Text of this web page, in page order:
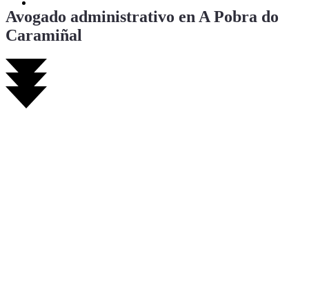
Avogado administrativo en A Pobra do
Caramiñal